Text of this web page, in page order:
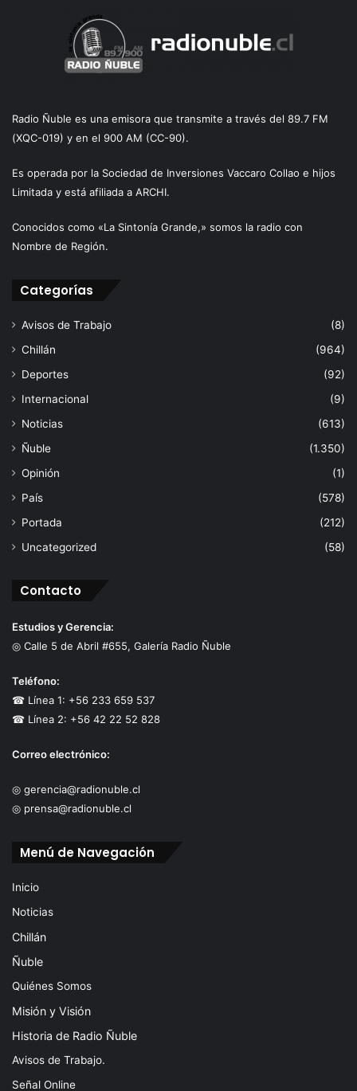
Radio Ñuble es una emisora que transmite a través del 89.7 FM
(XQC-019) y en el 900 AM (CC-90).
Es operada por la Sociedad de Inversiones Vaccaro Collao e hijos
Limitada y está afiliada a ARCHI.
Conocidos como «La Sintonía Grande,» somos la radio con
Nombre de Región.
Categorías
Avisos de Trabajo
(8)
Chillán
(964)
Deportes
(92)
Internacional
(9)
Noticias
(613)
Ñuble
(1.350)
Opinión
(1)
País
(578)
Portada
(212)
Uncategorized
(58)
Contacto
Estudios y Gerencia:
◎ Calle 5 de Abril #655, Galería Radio Ñuble
Teléfono:
☎ Línea 1: +56 233 659 537
☎ Línea 2: +56 42 22 52 828
Correo electrónico:
◎ gerencia@radionuble.cl
◎ prensa@radionuble.cl
Menú de Navegación
Inicio
Noticias
Chillán
Ñuble
Quiénes Somos
Misión y Visión
Historia de Radio Ñuble
Avisos de Trabajo.
Señal Online